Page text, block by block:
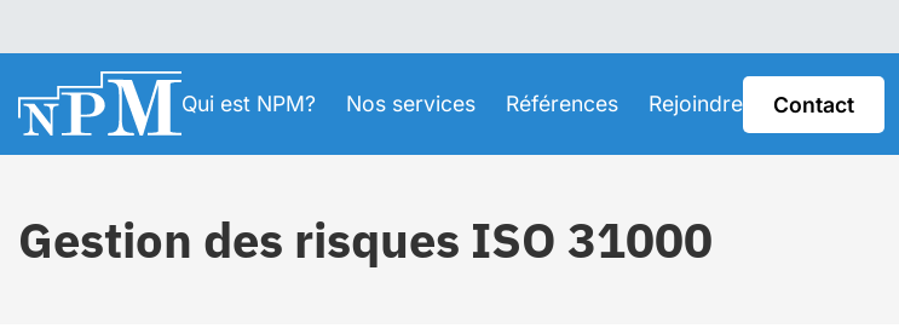
Qui est NPM? Nos services Références Rejoindre Contact
Gestion des risques ISO 31000